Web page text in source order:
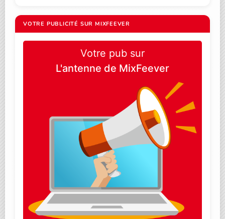
VOTRE PUBLICITÉ SUR MIXFEEVER
Votre pub sur
L'antenne de MixFeever